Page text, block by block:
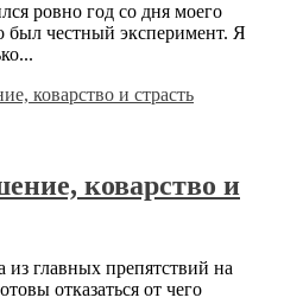
ровно год со дня моего
был честный эксперимент. Я
коварство и
из главных препятствий на
отказаться от чего